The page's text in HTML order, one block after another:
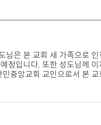
님은 본 교회 새 가족으로
정입니다. 또한 성도님께
중앙교회 교인으로서 본